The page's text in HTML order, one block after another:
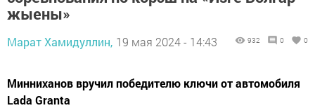
жыены»
Марат Хамидуллин, 19 мая 2024 - 14:43 932 0 0
Минниханов вручил победителю ключи от автомобиля
Lada Granta